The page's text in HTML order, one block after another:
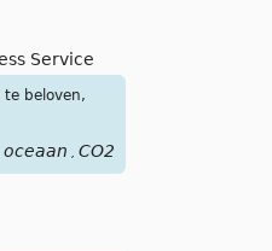
Service
te beloven,
oceaan CO2